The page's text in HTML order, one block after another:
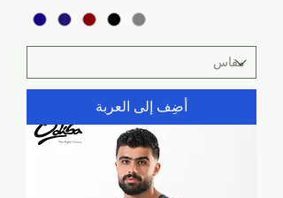
أضِف إلى العربة